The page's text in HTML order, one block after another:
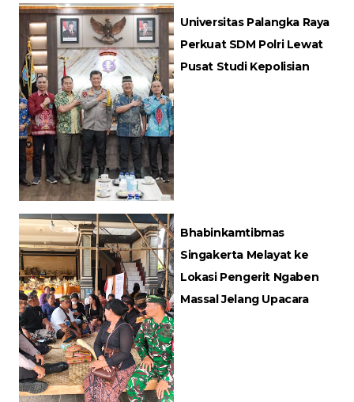
Universitas Palangka Raya
Perkuat SDM Polri Lewat
Pusat Studi Kepolisian
Bhabinkamtibmas
Singakerta Melayat ke
Lokasi Pengerit Ngaben
Massal Jelang Upacara